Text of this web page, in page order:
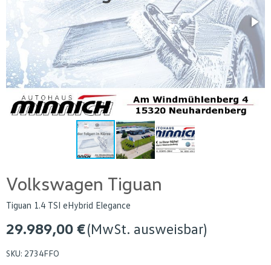
Volkswagen Tiguan
Tiguan 1.4 TSI eHybrid Elegance
29.989,00 €(MwSt. ausweisbar)
SKU: 2734FFO